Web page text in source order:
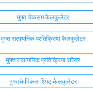
मुफ्त चेकसम कैलकुलेटर
मुफ्त रासायनिक प्रतिक्रिया कैलकुलेटर
मुफ्त रासायनिक प्रतिक्रिया सॉल्वर
मुफ्त केमिकल शिफ्ट कैलकुलेटर